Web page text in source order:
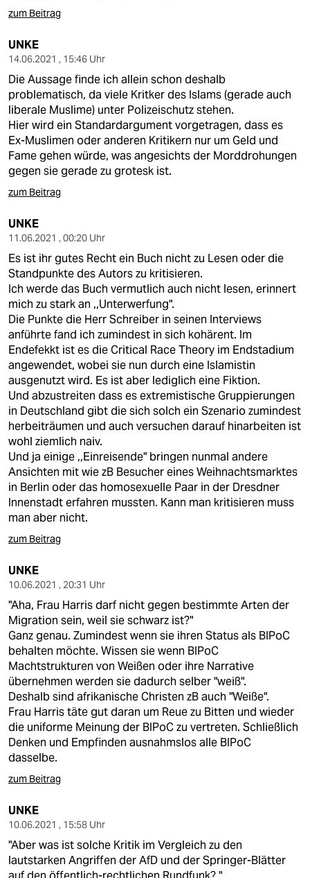
zum Beitrag
UNKE
14.06.2021 , 15:46 Uhr
Die Aussage finde ich allein schon deshalb
problematisch, da viele Kritker des Islams (gerade auch
liberale Muslime) unter Polizeischutz stehen.
Hier wird ein Standardargument vorgetragen, dass es
Ex-Muslimen oder anderen Kritikern nur um Geld und
Fame gehen würde, was angesichts der Morddrohungen
gegen sie gerade zu grotesk ist.
zum Beitrag
UNKE
11.06.2021 , 00:20 Uhr
Es ist ihr gutes Recht ein Buch nicht zu Lesen oder die
Standpunkte des Autors zu kritisieren.
Ich werde das Buch vermutlich auch nicht lesen, erinnert
mich zu stark an ,,Unterwerfung".
Die Punkte die Herr Schreiber in seinen Interviews
anführte fand ich zumindest in sich kohärent. Im
Endefekkt ist es die Critical Race Theory im Endstadium
angewendet, wobei sie nun durch eine Islamistin
ausgenutzt wird. Es ist aber lediglich eine Fiktion.
Und abzustreiten dass es extremistische Gruppierungen
in Deutschland gibt die sich solch ein Szenario zumindest
herbeiträumen und auch versuchen darauf hinarbeiten ist
wohl ziemlich naiv.
Und ja einige ,,Einreisende" bringen nunmal andere
Ansichten mit wie zB Besucher eines Weihnachtsmarktes
in Berlin oder das homosexuelle Paar in der Dresdner
Innenstadt erfahren mussten. Kann man kritisieren muss
man aber nicht.
zum Beitrag
UNKE
10.06.2021 , 20:31 Uhr
"Aha, Frau Harris darf nicht gegen bestimmte Arten der
Migration sein, weil sie schwarz ist?"
Ganz genau. Zumindest wenn sie ihren Status als BIPoC
behalten möchte. Wissen sie wenn BIPoC
Machtstrukturen von Weißen oder ihre Narrative
übernehmen werden sie dadurch selber "weiß".
Deshalb sind afrikanische Christen zB auch "Weiße".
Frau Harris täte gut daran um Reue zu Bitten und wieder
die uniforme Meinung der BIPoC zu vertreten. Schließlich
Denken und Empfinden ausnahmslos alle BIPoC
dasselbe.
zum Beitrag
UNKE
10.06.2021 , 15:58 Uhr
"Aber was ist solche Kritik im Vergleich zu den
lautstarken Angriffen der AfD und der Springer-Blätter